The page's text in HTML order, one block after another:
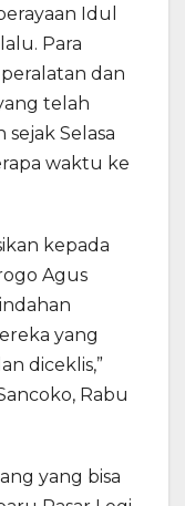
Idul
Para
dan
telah
Selasa
waktu ke
kepada
Agus
yang
diceklis,”
Rabu
yang bisa